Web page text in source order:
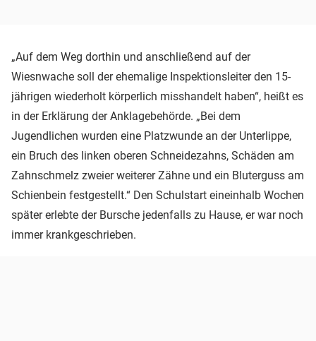
„Auf dem Weg dorthin und anschließend auf der
Wiesnwache soll der ehemalige Inspektionsleiter den 15-
jährigen wiederholt körperlich misshandelt haben“, heißt es
in der Erklärung der Anklagebehörde. „Bei dem
Jugendlichen wurden eine Platzwunde an der Unterlippe,
ein Bruch des linken oberen Schneidezahns, Schäden am
Zahnschmelz zweier weiterer Zähne und ein Bluterguss am
Schienbein festgestellt.“ Den Schulstart eineinhalb Wochen
später erlebte der Bursche jedenfalls zu Hause, er war noch
immer krankgeschrieben.